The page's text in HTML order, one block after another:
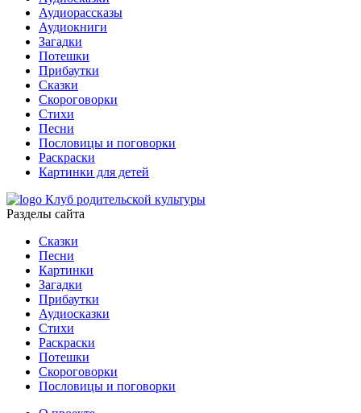
Аудиорассказы
Аудиокниги
Загадки
Потешки
Прибаутки
Сказки
Скороговорки
Стихи
Песни
Пословицы и поговорки
Раскраски
Картинки для детей
Клуб родительской культуры
Разделы сайта
Сказки
Песни
Картинки
Загадки
Прибаутки
Аудиосказки
Стихи
Раскраски
Потешки
Скороговорки
Пословицы и поговорки